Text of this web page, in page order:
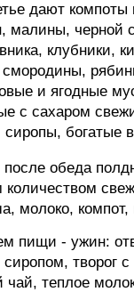
дают компоты
малины, черной
клубники,
и ягодные
с сахаром
сиропы, богатые
после обеда
молоко, компот,
пищи - ужин:
творог
чай, теплое